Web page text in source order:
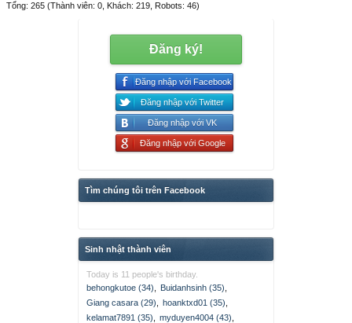
Tổng: 265 (Thành viên: 0, Khách: 219, Robots: 46)
Đăng ký!
Đăng nhập với Facebook
Đăng nhập với Twitter
Đăng nhập với VK
Đăng nhập với Google
Tìm chúng tôi trên Facebook
Sinh nhật thành viên
Today is 11 people's birthday.
behongkutoe (34)
Buidanhsinh (35)
Giang casara (29)
hoanktxd01 (35)
kelamat7891 (35)
myduyen4004 (43)